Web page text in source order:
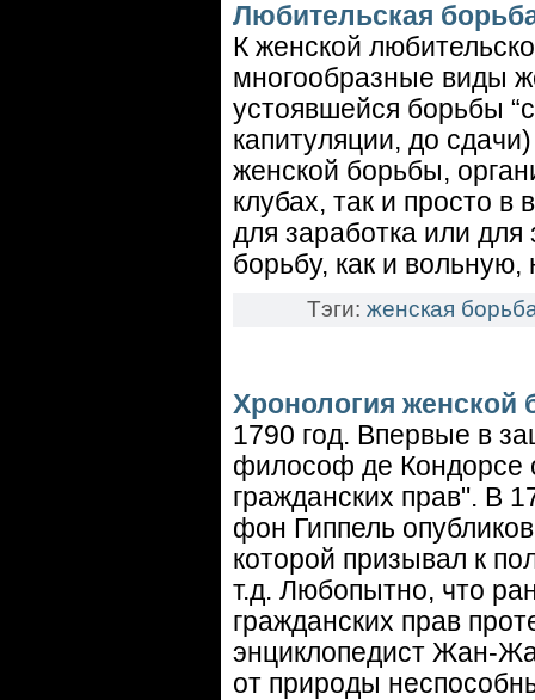
Любительская
К женской
многообразные виды
устоявшейся борьбы
капитуляции, до
женской борьбы,
клубах, так и просто
для заработка или
борьбу, как и
Тэги: женская
Хронология женской
1790 год. Впервые в
философ де Кондорсе
гражданских прав". В
фон Гиппель
которой призывал к
т.д. Любопытно, что
гражданских прав
энциклопедист Жан-
от природы